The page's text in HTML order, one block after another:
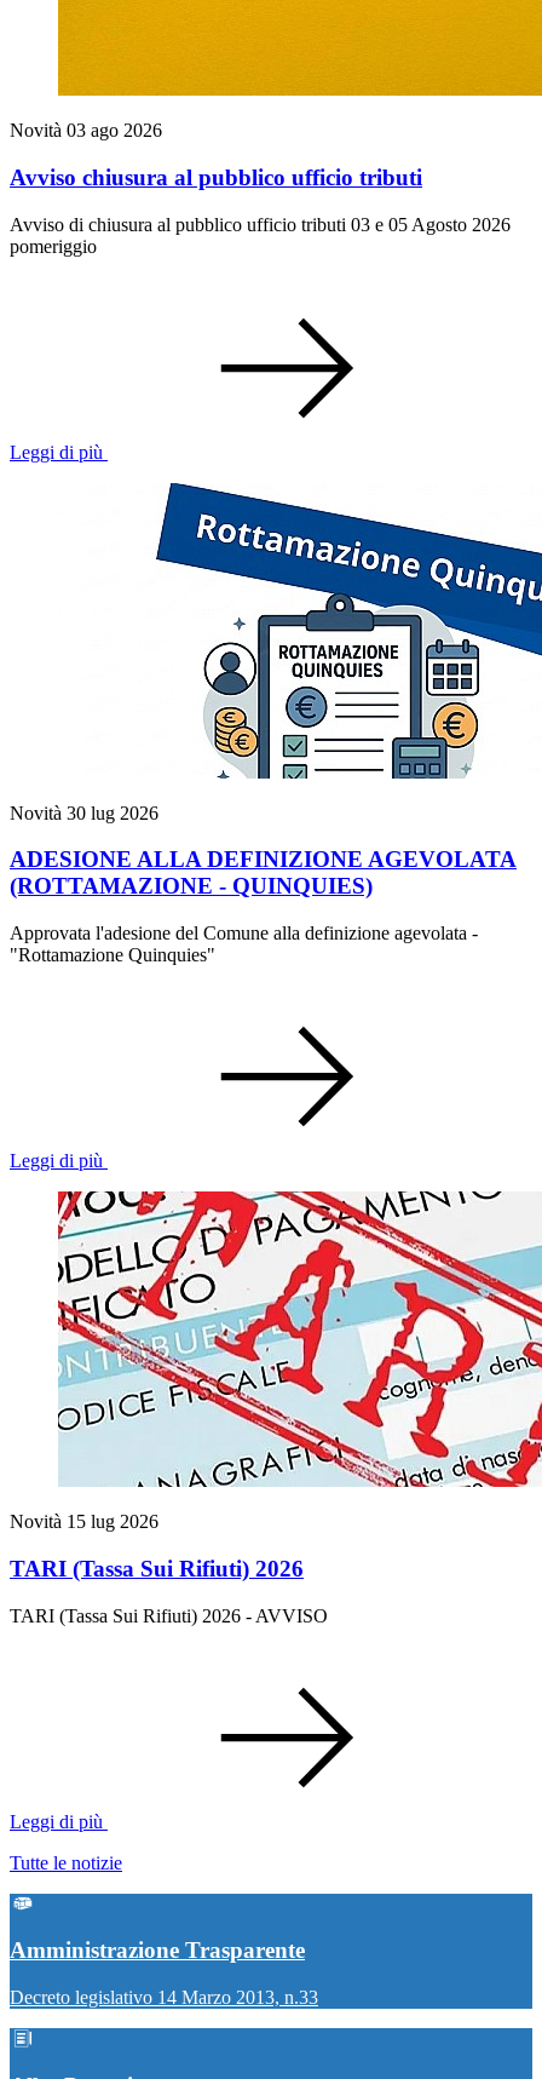
Novità 03 ago 2026
Avviso chiusura al pubblico ufficio tributi
Avviso di chiusura al pubblico ufficio tributi 03 e 05 Agosto 2026
pomeriggio
Leggi di più
Novità 30 lug 2026
ADESIONE ALLA DEFINIZIONE AGEVOLATA
(ROTTAMAZIONE - QUINQUIES)
Approvata l'adesione del Comune alla definizione agevolata -
"Rottamazione Quinquies"
Leggi di più
Novità 15 lug 2026
TARI (Tassa Sui Rifiuti) 2026
TARI (Tassa Sui Rifiuti) 2026 - AVVISO
Leggi di più
Tutte le notizie
Amministrazione Trasparente
Decreto legislativo 14 Marzo 2013, n.33